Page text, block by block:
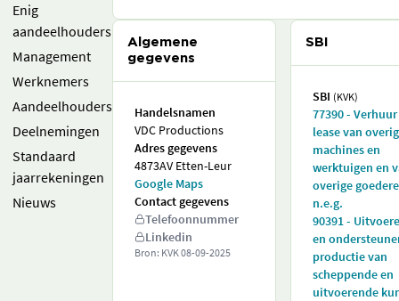
Enig
aandeelhouders
Management
Werknemers
Aandeelhouders
Deelnemingen
Standaard
jaarrekeningen
Nieuws
Algemene
gegevens
Handelsnamen
VDC Productions
Adres gegevens
4873AV Etten-Leur
Google Maps
Contact gegevens
Telefoonnummer
Linkedin
Bron: KVK08-09-2025
SBI
SBI (KVK)
77390 -
lease van
machines en
werktuigen en
overige
n.e.g.
90391 -
en
productie van
scheppende en
uitvoerende